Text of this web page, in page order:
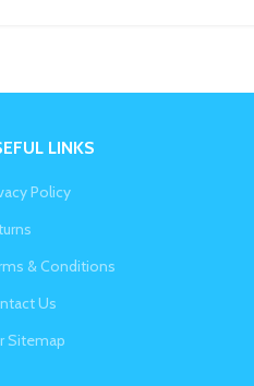
LINKS
Policy
& Conditions
Us
Sitemap